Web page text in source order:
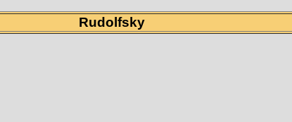
Rudolfsky